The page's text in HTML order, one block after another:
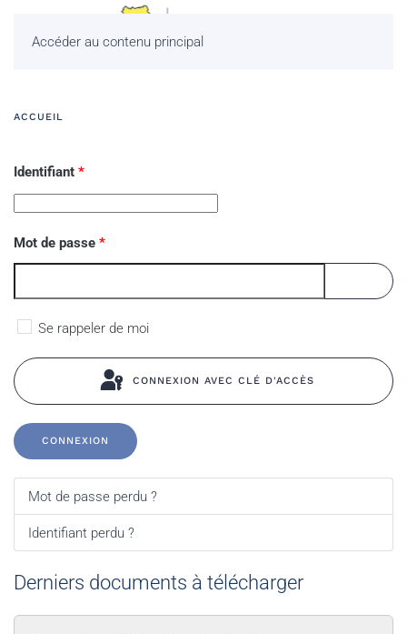
Accéder au contenu principal
ACCUEIL
Identifiant *
Mot de passe *
Se rappeler de moi
CONNEXION AVEC CLÉ D'ACCÈS
CONNEXION
Mot de passe perdu ?
Identifiant perdu ?
Derniers documents à télécharger